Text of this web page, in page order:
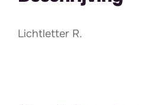
Lichtletter R.